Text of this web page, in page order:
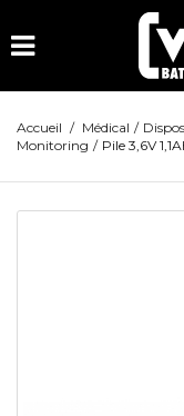
Accueil / Médical /
Monitoring / Pile 3,6V